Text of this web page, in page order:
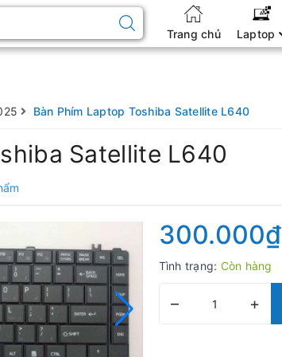
Trang chủ Laptop
Bàn Phím Laptop Toshiba Satellite L640
Satellite L640
300.000₫
Tình trạng: Còn hàng
– +